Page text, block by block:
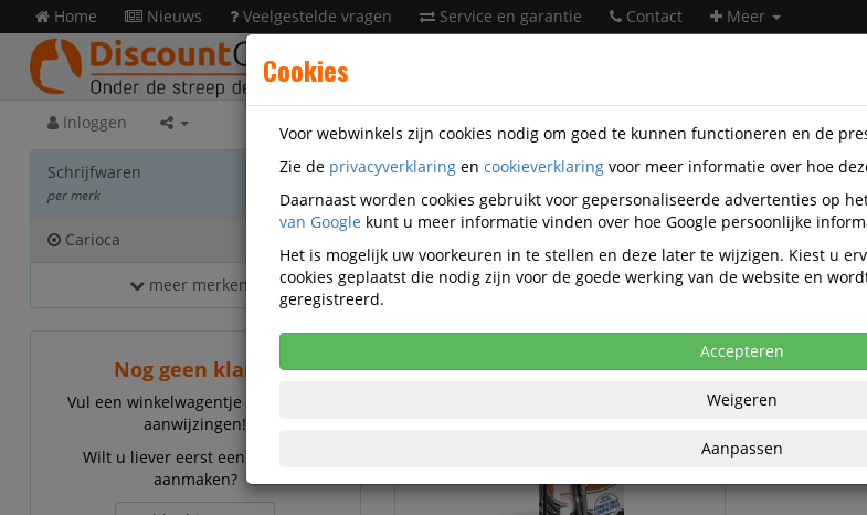
Home Nieuws Veelgestelde vragen Service en garantie Contact Meer
Inloggen
Schrijfwaren
per merk
Carioca
meer merken...
Nog geen klant?
Vul een winkelwagentje en volg de
aanwijzingen!
Wilt u liever eerst een account
aanmaken?
Schrijfwaren Carioca
Carioca
Carioca
Cookies
Voor webwinkels zijn cookies nodig om goed te kunnen functioneren en de
Zie de privacyverklaring en cookieverklaring voor meer informatie over hoe
Daarnaast worden cookies gebruikt voor gepersonaliseerde advertenties op
van Google kunt u meer informatie vinden over hoe Google persoonlijke
Het is mogelijk uw voorkeuren in te stellen en deze later te wijzigen. Kiest u
cookies geplaatst die nodig zijn voor de goede werking van de website en
geregistreerd.
Accepteren
Weigeren
Aanpassen